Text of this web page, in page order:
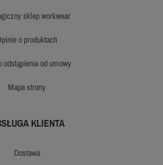
sklep workwear
opinie o produktach
odstąpienia od umowy
mapa strony
KLIENTA
dostawa